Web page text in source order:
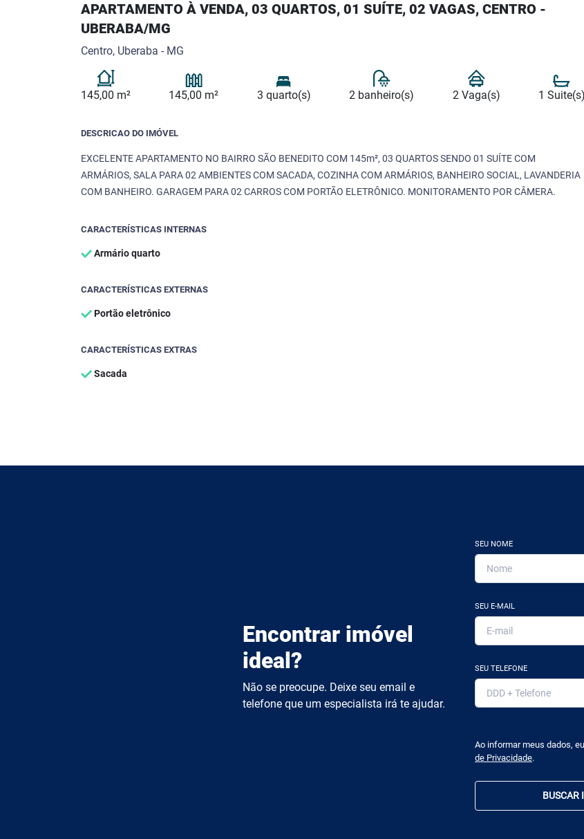
APARTAMENTO À VENDA, 03 QUARTOS, 01 SUÍTE, 02 VAGAS, CENTRO -
UBERABA/MG
Centro, Uberaba - MG
145,00 m² 145,00 m² 3 quarto(s) 2 banheiro(s) 2 Vaga(s) 1 Suite(s)
DESCRICAO DO IMÓVEL
EXCELENTE APARTAMENTO NO BAIRRO SÃO BENEDITO COM 145m², 03 QUARTOS SENDO 01 SUÍTE COM
ARMÁRIOS, SALA PARA 02 AMBIENTES COM SACADA, COZINHA COM ARMÁRIOS, BANHEIRO SOCIAL, LAVANDERIA
COM BANHEIRO. GARAGEM PARA 02 CARROS COM PORTÃO ELETRÔNICO. MONITORAMENTO POR CÂMERA.
CARACTERÍSTICAS INTERNAS
Armário quarto
CARACTERÍSTICAS EXTERNAS
Portão eletrônico
CARACTERÍSTICAS EXTRAS
Sacada
Encontrar imóvel
ideal?
Não se preocupe. Deixe seu email e
telefone que um especialista irá te ajudar.
SEU NOME
SEU E-MAIL
SEU TELEFONE
Ao informar meus dados,
de Privacidade.
BUSCAR